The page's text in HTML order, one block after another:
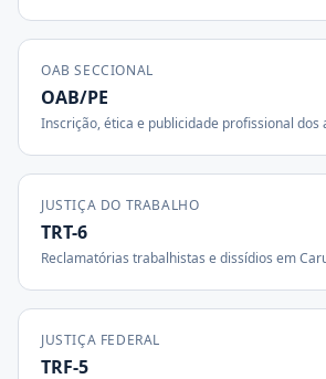
OAB SECCIONAL
OAB/PE
Inscrição, ética e publicidade profissional dos
JUSTIÇA DO TRABALHO
TRT-6
Reclamatórias trabalhistas e dissídios em
JUSTIÇA FEDERAL
TRF-5